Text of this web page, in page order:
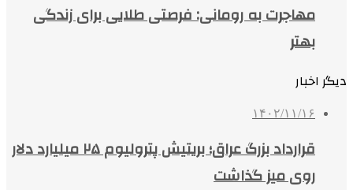
مهاجرت به رومانی: فرصتی طلایی برای زندگی
بهتر
دیگر اخبار
۱۴۰۲/۱۱/۱۶
قرارداد بزرگ عراق؛ بریتیش پترولیوم ۲۵ میلیارد دلار
روی میز گذاشت